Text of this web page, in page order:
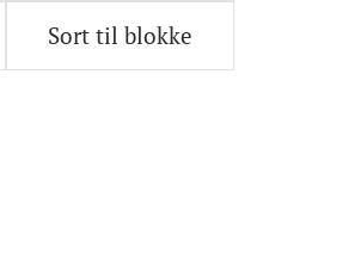
Sort til blokke